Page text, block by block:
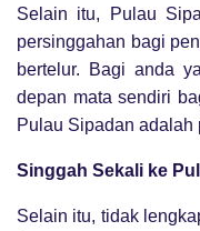
Selain itu, Pulau
persinggahan bagi
bertelur. Bagi anda
depan mata sendiri
Pulau Sipadan adalah
Singgah Sekali ke
Selain itu, tidak